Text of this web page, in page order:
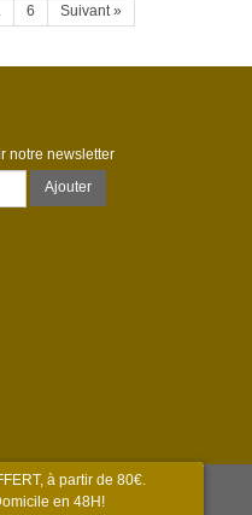
6 Suivant »
à partir de 80€.
en 48H!
notre newsletter